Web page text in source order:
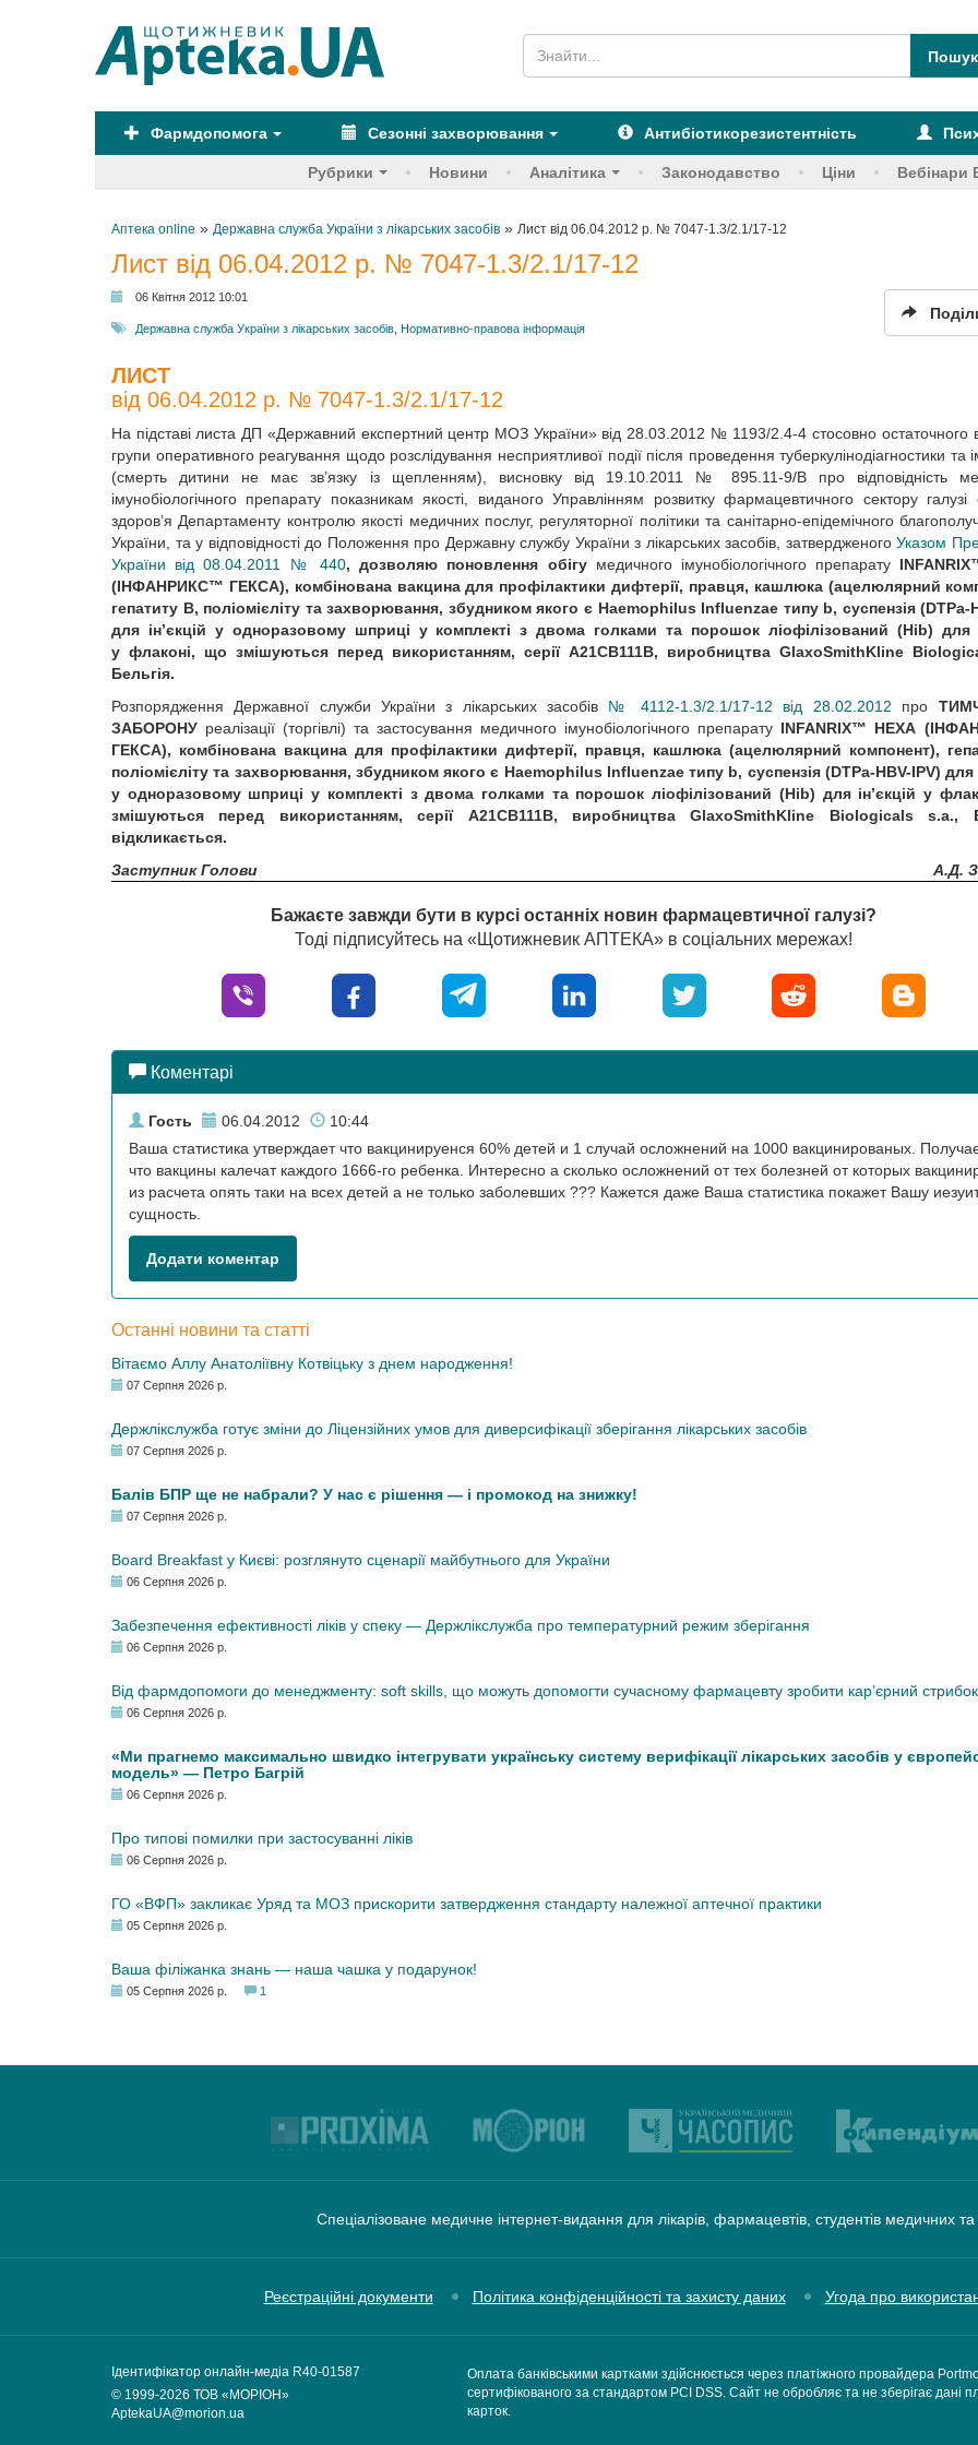
Фармдопомога Сезонні захворювання Антибіотикорезистентність
Рубрики Новини Аналітика Законодавство Ціни Вебінари
Аптека online » Державна служба України з лікарських засобів » Лист від 06.04.2012 р. № 7047-1.3/2.1/17-12
Лист від 06.04.2012 р. № 7047-1.3/2.1/17-12
06 Квітня 2012 10:01
Державна служба України з лікарських засобів Нормативно-правова інформація
ЛИСТ
від 06.04.2012 р. № 7047-1.3/2.1/17-12
На підставі листа ДП «Державний експертний центр МОЗ України» від 28.03.2012 № 1193/2.4-4 стосовно остаточного
групи оперативного реагування щодо розслідування несприятливої події після проведення туберкулінодіагностики та
(смерть дитини не має зв’язку із щепленням), висновку від 19.10.2011 № 895.11-9/В про відповідність
імунобіологічного препарату показникам якості, виданого Управлінням розвитку фармацевтичного сектору галузі
здоров’я Департаменту контролю якості медичних послуг, регуляторної політики та санітарно-епідемічного
України, та у відповідності до Положення про Державну службу України з лікарських засобів, затвердженогоУказом
України від 08.04.2011 № 440, дозволяю поновлення обігумедичного імунобіологічного препарату
(ІНФАНРИКС™ ГЕКСА), комбінована вакцина для профілактики дифтерії, правця, кашлюка (ацелюлярний
гепатиту В, поліомієліту та захворювання, збудником якого є Haemophilus Influenzae типу b, суспензія (DTPa-
для ін’єкцій у одноразовому шприці у комплекті з двома голками та порошок ліофілізований (Ніb) для
у флаконі, що змішуються перед використанням, серії А21СВ111В, виробництва GlaxoSmithKline
Бельгія.
Розпорядження Державної служби України з лікарських засобів № 4112-1.3/2.1/17-12 від 28.02.2012 про
ЗАБОРОНУ реалізації (торгівлі) та застосування медичного імунобіологічного препарату INFANRIX™ НЕХА
ГЕКСА), комбінована вакцина для профілактики дифтерії, правця, кашлюка (ацелюлярний компонент),
поліомієліту та захворювання, збудником якого є Haemophilus Influenzae типу b, суспензія (DTPa-HBV-IPV) для
у одноразовому шприці у комплекті з двома голками та порошок ліофілізований (Ніb) для ін’єкцій у
змішуються перед використанням, серії А21СВ111В, виробництва GlaxoSmithKline Biologicals s.a.,
відкликається.
Заступник Голови
А.Д.
Бажаєте завжди бути в курсі останніх новин фармацевтичної галузі?
Тоді підписуйтесь на «Щотижневик АПТЕКА» в соціальних мережах!
Коментарі
Гость 06.04.2012
10:44
Ваша статистика утверждает что вакцинируенся 60% детей и 1 случай осложнений на 1000 вакцинированых.
что вакцины калечат каждого 1666-го ребенка. Интересно а сколько осложнений от тех болезней от которых
из расчета опять таки на всех детей а не только заболевших ??? Кажется даже Ваша статистика покажет Вашу
сущность.
Додати коментар
Останні новини та статті
Вітаємо Аллу Анатоліївну Котвіцьку з днем народження!
07 Серпня 2026 р.
Держлікслужба готує зміни до Ліцензійних умов для диверсифікації зберігання лікарських засобів
07 Серпня 2026 р.
Балів БПР ще не набрали? У нас є рішення — і промокод на знижку!
07 Серпня 2026 р.
Board Breakfast у Києві: розглянуто сценарії майбутнього для України
06 Серпня 2026 р.
Забезпечення ефективності ліків у спеку — Держлікслужба про температурний режим зберігання
06 Серпня 2026 р.
Від фармдопомоги до менеджменту: soft skills, що можуть допомогти сучасному фармацевту зробити кар’єрний стрибок
06 Серпня 2026 р.
«Ми прагнемо максимально швидко інтегрувати українську систему верифікації лікарських засобів у
модель» — Петро Багрій
06 Серпня 2026 р.
Про типові помилки при застосуванні ліків
06 Серпня 2026 р.
ГО «ВФП» закликає Уряд та МОЗ прискорити затвердження стандарту належної аптечної практики
05 Серпня 2026 р.
Ваша філіжанка знань — наша чашка у подарунок!
05 Серпня 2026 р. 1
Спеціалізоване медичне інтернет-видання для лікарів, фармацевтів, студентів медичних
Реєстраційні документи Політика конфіденційності та захисту даних Угода про
Ідентифікатор онлайн-медіа R40-01587
© 1999-2026 ТОВ «МОРІОН»
AptekaUA@morion.ua
Оплата банківськими картками здійснюється через платіжного провайдера
сертифікованого за стандартом PCI DSS. Сайт не обробляє та не зберігає дані
карток.